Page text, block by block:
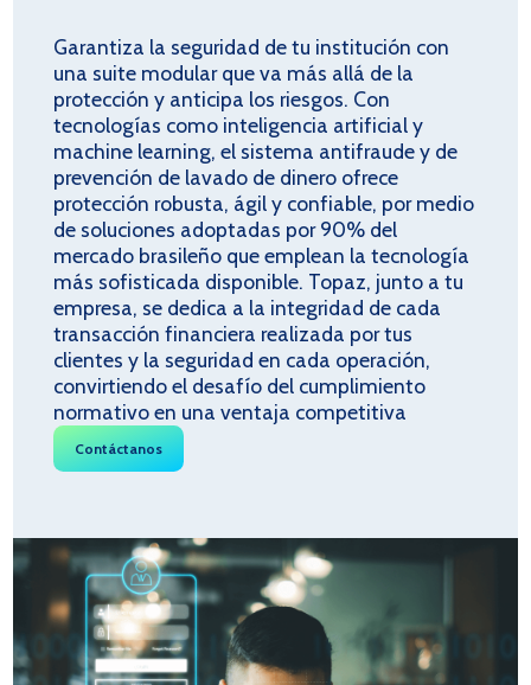
Garantiza la seguridad de tu institución con
una suite modular que va más allá de la
protección y anticipa los riesgos. Con
tecnologías como inteligencia artificial y
machine learning, el sistema antifraude y de
prevención de lavado de dinero ofrece
protección robusta, ágil y confiable, por medio
de soluciones adoptadas por 90% del
mercado brasileño que emplean la tecnología
más sofisticada disponible. Topaz, junto a tu
empresa, se dedica a la integridad de cada
transacción financiera realizada por tus
clientes y la seguridad en cada operación,
convirtiendo el desafío del cumplimiento
normativo en una ventaja competitiva
Contáctanos